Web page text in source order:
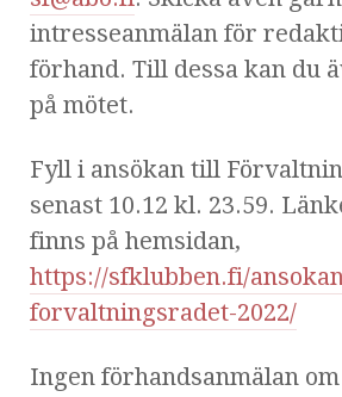
intresseanmälan för
förhand. Till dessa kan du
på mötet.
Fyll i ansökan till
senast 10.12 kl. 23.59.
finns på hemsidan,
https://sfklubben.fi/
forvaltningsradet-2022/
Ingen förhandsanmälan